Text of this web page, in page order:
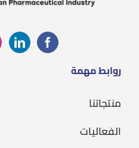
روابط مهمة
منتجاتنا
الفعاليات